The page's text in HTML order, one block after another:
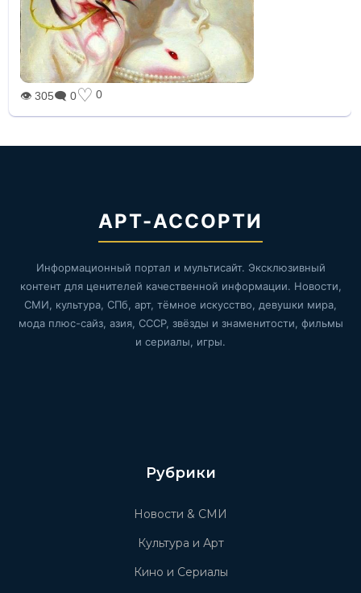
👁 305🗨 0♡ 0
АРТ-АССОРТИ
Информационный портал и мультисайт. Эксклюзивный
контент для ценителей качественной информации. Новости,
СМИ, культура, СПб, арт, тёмное искусство, девушки мира,
мода плюс-сайз, азия, СССР, звёзды и знаменитости, фильмы
и сериалы, игры.
Рубрики
Новости & СМИ
Культура и Арт
Кино и Сериалы